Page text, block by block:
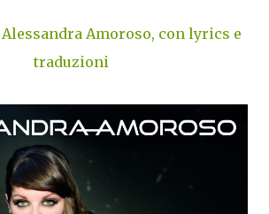
Amoroso, con lyrics e
traduzioni